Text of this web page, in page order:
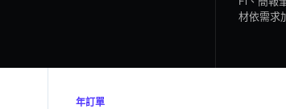
材依需求
年訂單